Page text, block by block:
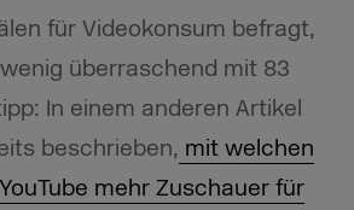
für Videokonsum befragt,
überraschend mit 83
In einem anderen Artikel
beschrieben, mit welchen
mehr Zuschauer für